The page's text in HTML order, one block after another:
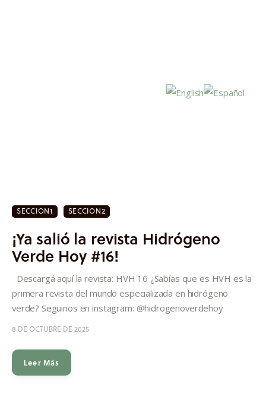
Investigación
Proyectos
Informes
Quiénes somos
SECCION1 SECCION2
¡Ya salió la revista Hidrógeno
Verde Hoy #16!
Descargá aquí la revista: HVH 16 ¿Sabías que es HVH es la
primera revista del mundo especializada en hidrógeno
verde? Seguinos en instagram: @hidrogenoverdehoy
8 DE OCTUBRE DE 2025
Leer Más